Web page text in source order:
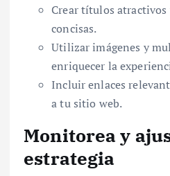
Crear títulos atractivos
concisas.
Utilizar imágenes y
enriquecer la
Incluir enlaces
a tu sitio web.
Monitorea y
estrategia